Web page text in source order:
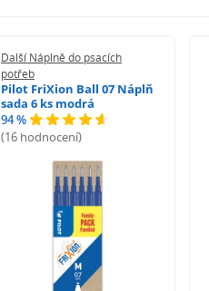
Další Náplně do psacích
potřeb
Pilot FriXion Ball 07 Náplň
sada 6 ks modrá
94 %
(16 hodnocení)